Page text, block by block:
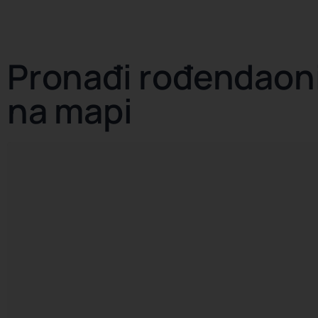
Pronađi
na mapi